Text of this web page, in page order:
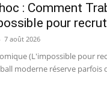
: Comment
pour
- 7 août 2026
(L'impossible pour
moderne réserve parfois